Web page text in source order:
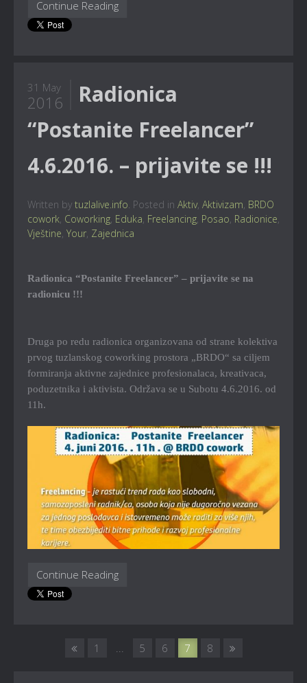
Continue Reading
31 May
2016
Radionica
“Postanite Freelancer”
4.6.2016. – prijavite se !!!
Written by tuzlalive.info. Posted in Aktiv, Aktivizam, BRDO
cowork, Coworking, Eduka, Freelancing, Posao, Radionice,
Vještine, Your, Zajednica
Radionica “Postanite Freelancer” – prijavite se na
radionicu !!!
Druga po redu radionica organizovana od strane kolektiva
prvog tuzlanskog coworking prostora „BRDO“ sa ciljem
formiranja aktivne zajednice profesionalaca, kreativaca,
poduzetnika i aktivista. Održava se u Subotu 4.6.2016. od
11h.
Continue Reading
1 ... 5 6 7 8